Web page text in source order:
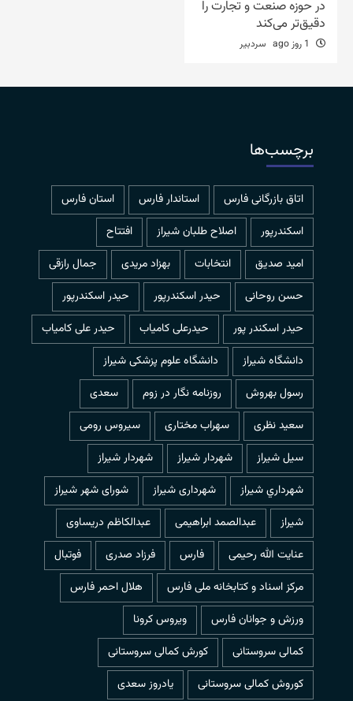
در حوزه صنعت و تجارت را
دقیق‌تر می‌کند
سردبیر
برچسب‌ها
اتاق بازرگانی فارس استاندار فارس
استان فارس
اسکندرپور
اصلاح طلبان شیراز
افتتاح
امید صدیق
انتخابات بهزاد مریدی
جمال رازقی
حسن روحانی
حيدر اسكندرپور
حیدر اسکندرپور
حیدر اسکندر پور
حیدرعلی کامیاب
حیدر علی کامیاب
دانشگاه شیراز
دانشگاه علوم پزشکی شیراز
رسول بهروش
روزنامه نگار در زوم
سعدی
سعید نظری
سهراب مختاری
سیروس رومی
سیل شیراز
شهردار شيراز
شهردار شیراز
شهرداري شيراز
شهرداری شیراز
شورای شهر شیراز
شیراز
عبدالصمد ابراهیمی
عبدالکاظم دریساوی
عنایت الله رحیمی
فارس فرزاد صدری
فوتبال
مرکز اسناد و کتابخانه ملی فارس
هلال احمر فارس
ورزش و جوانان فارس
ویروس کرونا
کمالی سروستانی
کورش کمالی سروستانی
کوروش کمالی سروستانی
یادروز سعدی